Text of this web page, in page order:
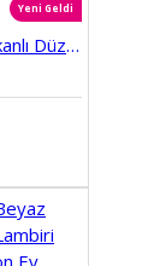
Yeni Geldi
Kendinden Yapışkanlı Düz Tuğla Desenli 3D Gri 68cmx68cm Salon Ev Köpük Duvar Paneli Kağıdı NW197